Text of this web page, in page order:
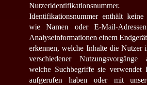
Identifikationsnummer enthält keine
wie Namen oder E-Mail-
Analyseinformationen einem
erkennen, welche Inhalte die Nutzer
verschiedener Nutzungsvorgänge
welche Suchbegriffe sie verwendet
aufgerufen haben oder mit